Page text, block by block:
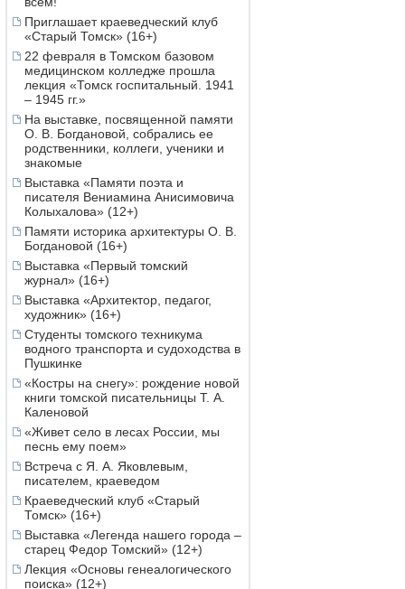
Приглашает краеведческий клуб
«Старый Томск» (16+)
22 февраля в Томском базовом
медицинском колледже прошла
лекция «Томск госпитальный. 1941
– 1945 гг.»
На выставке, посвященной памяти
О. В. Богдановой, собрались ее
родственники, коллеги, ученики и
знакомые
Выставка «Памяти поэта и
писателя Вениамина Анисимовича
Колыхалова» (12+)
Памяти историка архитектуры О. В.
Богдановой (16+)
Выставка «Первый томский
журнал» (16+)
Выставка «Архитектор, педагог,
художник» (16+)
Студенты томского техникума
водного транспорта и судоходства в
Пушкинке
«Костры на снегу»: рождение новой
книги томской писательницы Т. А.
Каленовой
«Живет село в лесах России, мы
песнь ему поем»
Встреча с Я. А. Яковлевым,
писателем, краеведом
Краеведческий клуб «Старый
Томск» (16+)
Выставка «Легенда нашего города –
старец Федор Томский» (12+)
Лекция «Основы генеалогического
поиска» (12+)